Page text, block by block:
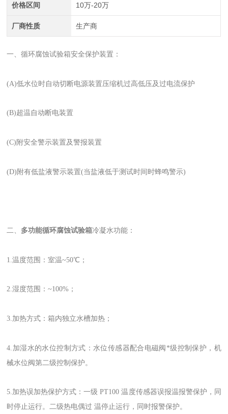
价格区间 10万-20万
厂商性质 生产商
一、循环腐蚀试验箱安全保护装置：
(A)低水位时自动切断电源装置压缩机过高低压及过电流保护
(B)超温自动断电装置
(C)附安全警示装置及警报装置
(D)附有低盐液警示装置(当盐液低于测试时间时蜂鸣警示)
二、 多功能循环腐蚀试验箱冷凝水功能：
1.温度范围：室温~50℃；
2.湿度范围：~100%；
3.加热方式：箱内独立水槽加热；
4.加湿水的水位控制方式：水位传感器配合电磁阀*级控制保护，机
械水位阀第二级控制保护。
5.加热误加热保护方式：一级 PT100 温度传感器误报温报警保护，同
时停止运行。二级热电偶过 温停止运行，同时报警保护。